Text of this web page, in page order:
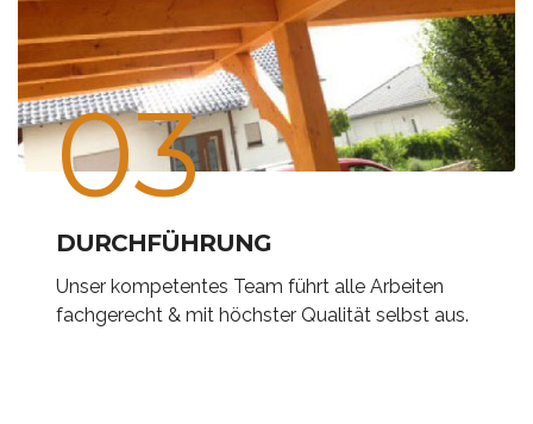
03
DURCHFÜHRUNG
Unser kompetentes Team führt alle Arbeiten
fachgerecht & mit höchster Qualität selbst aus.